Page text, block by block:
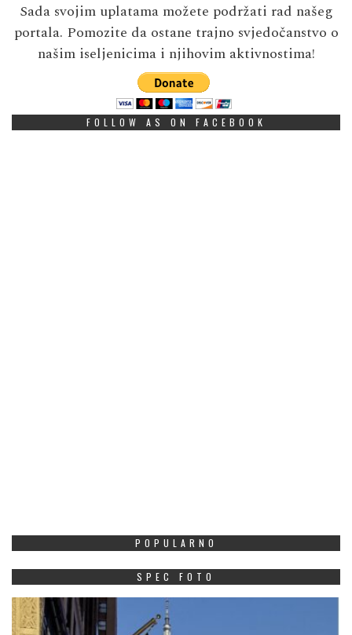
Sada svojim uplatama možete podržati rad našeg
portala. Pomozite da ostane trajno svjedočanstvo o
našim iseljenicima i njihovim aktivnostima!
FOLLOW AS ON FACEBOOK
POPULARNO
SPEC FOTO